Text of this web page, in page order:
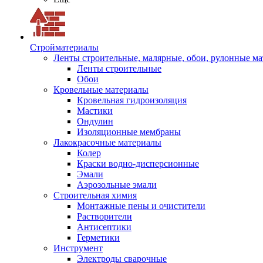
Стройматериалы
Ленты строительные, малярные, обои, рулонные
Ленты строительные
Обои
Кровельные материалы
Кровельная гидроизоляция
Мастики
Ондулин
Изоляционные мембраны
Лакокрасочные материалы
Колер
Краски водно-дисперсионные
Эмали
Аэрозольные эмали
Строительная химия
Монтажные пены и очистители
Растворители
Антисептики
Герметики
Инструмент
Электроды сварочные